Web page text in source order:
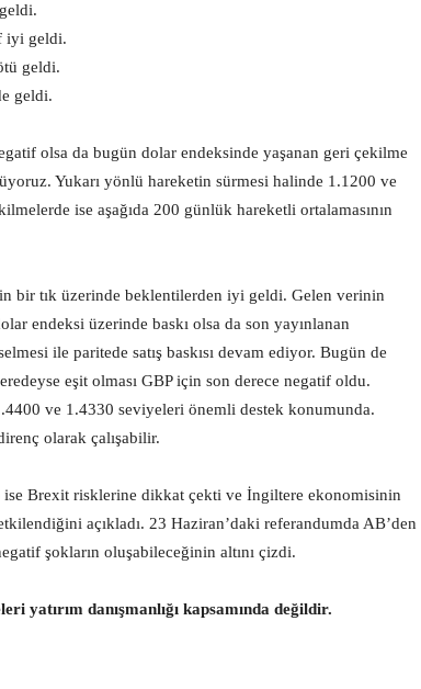
iyi geldi.
geldi.
geldi.
olsa da bugün dolar endeksinde yaşanan geri çekilme
Yukarı yönlü hareketin sürmesi halinde 1.1200 ve
ise aşağıda 200 günlük hareketli ortalamasının
bir tık üzerinde beklentilerden iyi geldi. Gelen verinin
endeksi üzerinde baskı olsa da son yayınlanan
ile paritede satış baskısı devam ediyor. Bugün de
eşit olması GBP için son derece negatif oldu.
ve 1.4330 seviyeleri önemli destek konumunda.
olarak çalışabilir.
Brexit risklerine dikkat çekti ve İngiltere ekonomisinin
açıkladı. 23 Haziran’daki referandumda AB’den
şokların oluşabileceğinin altını çizdi.
yatırım danışmanlığı kapsamında değildir.